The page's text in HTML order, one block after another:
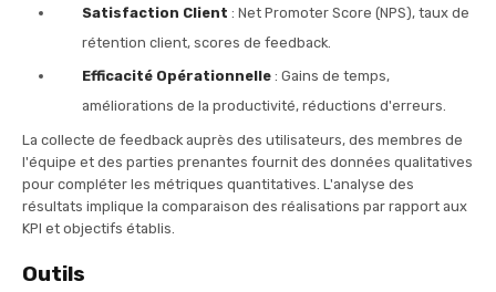
Satisfaction Client : Net Promoter Score (NPS), taux de
rétention client, scores de feedback.
Efficacité Opérationnelle : Gains de temps,
améliorations de la productivité, réductions d'erreurs.
La collecte de feedback auprès des utilisateurs, des membres de
l'équipe et des parties prenantes fournit des données qualitatives
pour compléter les métriques quantitatives. L'analyse des
résultats implique la comparaison des réalisations par rapport aux
KPI et objectifs établis.
Outils